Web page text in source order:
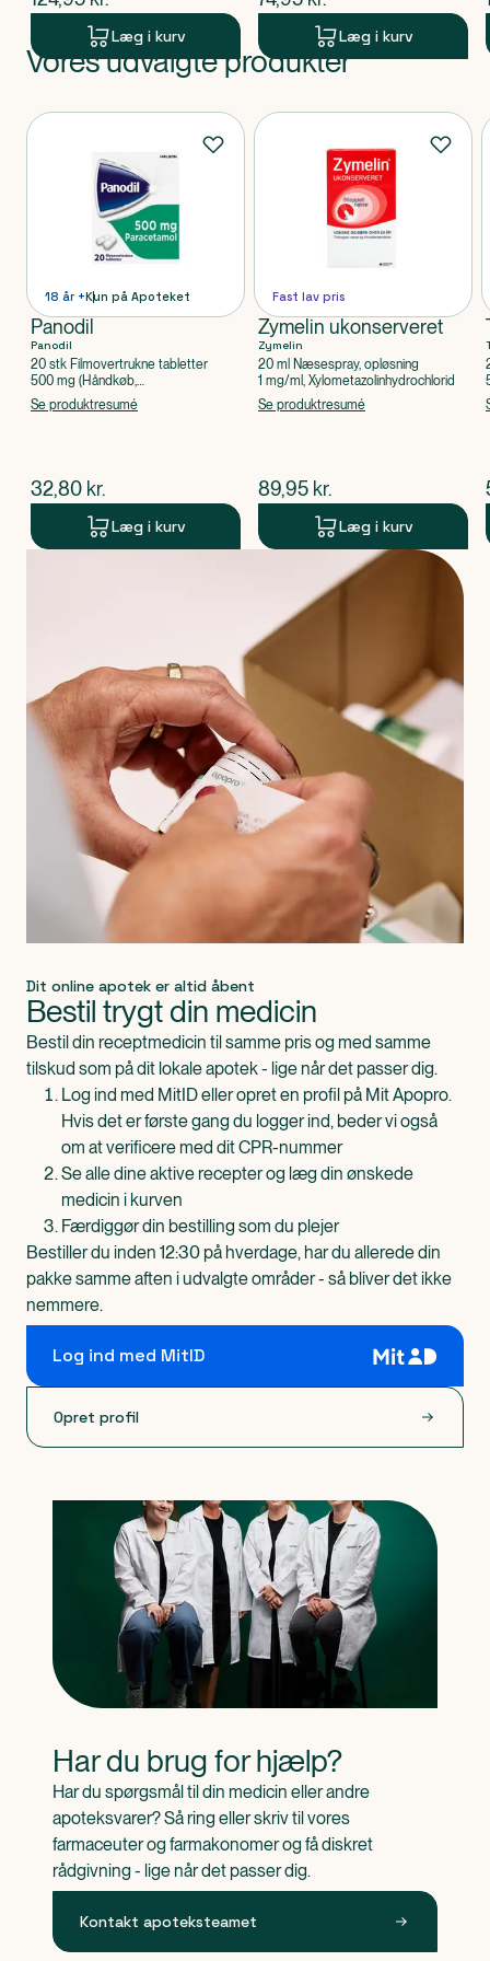
Læg i kurv Læg i kurv
Produkt 1 af 0
Vores udvalgte produkter
Produkter
18 år +Kun på Apoteket
Panodil
Panodil
20 stk Filmovertrukne tabletter
500 mg (Håndkøb,
apoteksforbeholdt), Paracetamol
Se produktresumé
$nuværende pris
32,80 kr.
Læg i kurv
Fast lav pris
Zymelin ukonserveret
Zymelin
20 ml Næsespray, opløsning
1 mg/ml, Xylometazolinhydrochlorid
Se produktresumé
$nuværende pris
89,95 kr.
Læg i kurv
Dit online apotek er altid åbent
Bestil trygt din medicin
Bestil din receptmedicin til samme pris og med samme
tilskud som på dit lokale apotek - lige når det passer dig.
Log ind med MitID eller opret en profil på Mit Apopro.
Hvis det er første gang du logger ind, beder vi også
om at verificere med dit CPR-nummer
Se alle dine aktive recepter og læg din ønskede
medicin i kurven
Færdiggør din bestilling som du plejer
Bestiller du inden 12:30 på hverdage, har du allerede din
pakke samme aften i udvalgte områder - så bliver det ikke
nemmere.
Log ind med MitID
Opret profil
Har du brug for hjælp?
Har du spørgsmål til din medicin eller andre
apoteksvarer? Så ring eller skriv til vores
farmaceuter og farmakonomer og få diskret
rådgivning - lige når det passer dig.
Kontakt apoteksteamet